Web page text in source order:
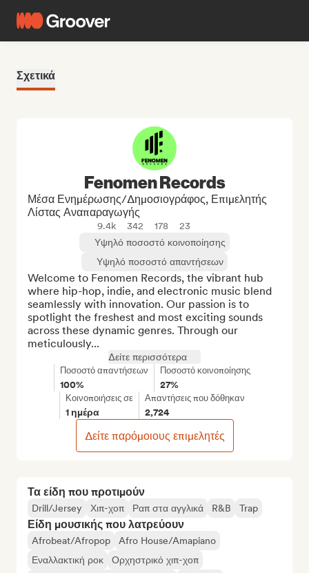
Σχετικά
Τα είδη που προτιμούν
Drill/Jersey Χιπ-χοπ Ραπ στα αγγλικά R&B Trap
Είδη μουσικής που λατρεύουν
Afrobeat/Afropop
Afro House/Amapiano
Εναλλακτική ροκ
Ορχηστρικό χιπ-χοπ
Fenomen Records
Μέσα Ενημέρωσης/Δημοσιογράφος, Επιμελητής
Λίστας Αναπαραγωγής
9.4k 342 178
23
Υψηλό ποσοστό κοινοποίησης
Υψηλό ποσοστό απαντήσεων
Welcome to Fenomen Records, the vibrant hub
where hip-hop, indie, and electronic music blend
seamlessly with innovation. Our passion is to
spotlight the freshest and most exciting sounds
across these dynamic genres. Through our
meticulously...
Δείτε περισσότερα
Ποσοστό απαντήσεων
100%
Ποσοστό κοινοποίησης
27%
Κοινοποιήσεις σε
1 ημέρα
Απαντήσεις που δόθηκαν
2,724
Δείτε παρόμοιους επιμελητές